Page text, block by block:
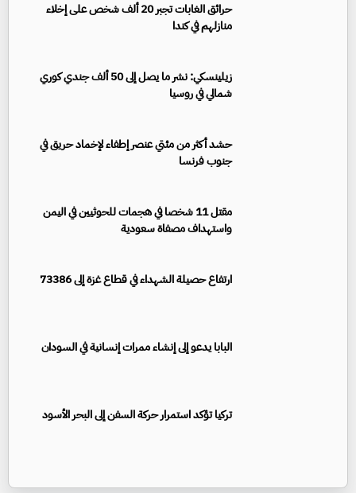
حرائق الغابات تجبر 20 ألف شخص على إخلاء
منازلهم في كندا
زيلينسكي: نشر ما يصل إلى 50 ألف جندي كوري
شمالي في روسيا
حشد أكثر من مئتي عنصر إطفاء لإخماد حريق في
جنوب فرنسا
مقتل 11 شخصا في هجمات للحوثيين في اليمن
واستهداف مصفاة سعودية
ارتفاع حصيلة الشهداء في قطاع غزة إلى 73386
البابا يدعو إلى إنشاء ممرات إنسانية في السودان
تركيا تؤكد استمرار حركة السفن إلى البحر الأسود